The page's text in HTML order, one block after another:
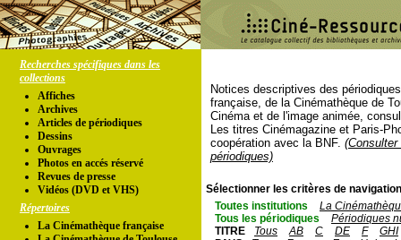
Recherches spécifiques dans les
collections
Affiches
Archives
Articles de périodiques
Dessins
Ouvrages
Photos en accés réservé
Revues de presse
Vidéos (DVD et VHS)
Répertoires
La Cinémathèque française
Notices descriptives des
française, de la Cinémathèque de
Cinéma et de l'image animée,
Les titres Cinémagazine et Paris-
coopération avec la BNF.
périodiques)
Sélectionner les critères de
Toutes institutions
La
Tous les périodiques
Périodiques
TITRE
Tous AB C DE F
GHI